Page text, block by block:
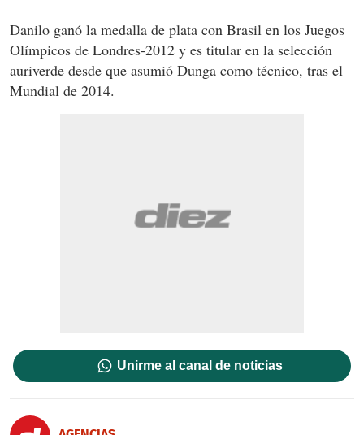
Danilo ganó la medalla de plata con Brasil en los Juegos
Olímpicos de Londres-2012 y es titular en la selección
auriverde desde que asumió Dunga como técnico, tras el
Mundial de 2014.
Unirme al canal de noticias